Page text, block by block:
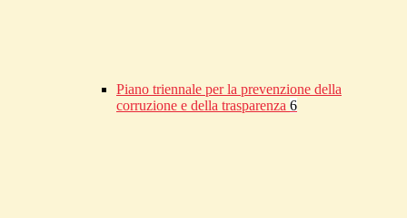
Piano triennale per la prevenzione della
corruzione e della trasparenza 6